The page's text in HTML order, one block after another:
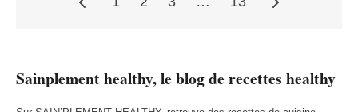
Pagination
des
Sainplement healthy, le blog de recettes healthy